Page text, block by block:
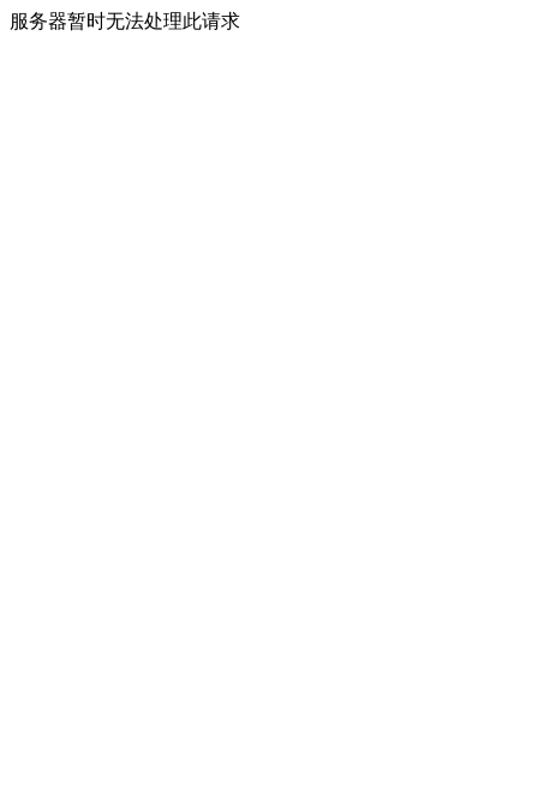
服务器暂时无法处理此请求